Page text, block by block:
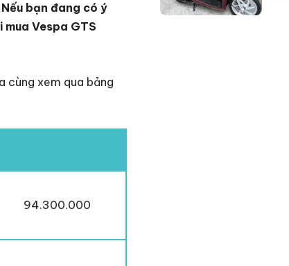
bạn đang có ý
Vespa GTS
cùng xem qua bảng
94.300.000